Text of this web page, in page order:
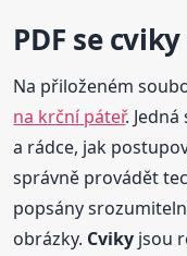
PDF secviky
Na přiloženém
na krční páteř.
a rádce, jak
správně provádět
popsány
obrázky. Cviky jsou